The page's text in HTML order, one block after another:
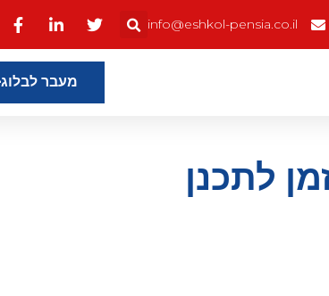
info@eshkol-pensia.co.il
מעבר לבלוג
לתכנן